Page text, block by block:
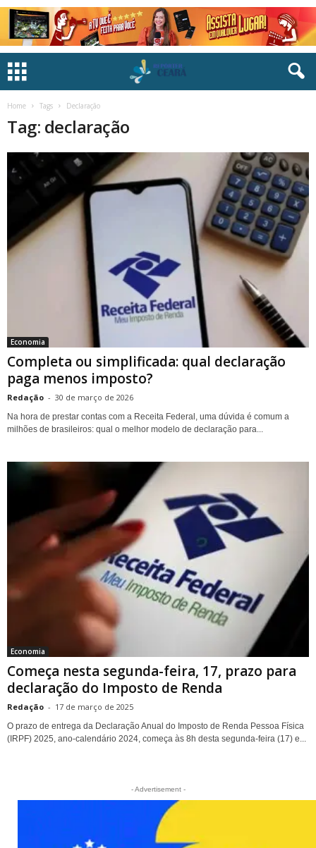
Home Tags Declaração
Tag: declaração
Economia
Completa ou simplificada: qual declaração
paga menos imposto?
Redação - 30 de março de 2026
Na hora de prestar contas com a Receita Federal, uma dúvida é comum a
milhões de brasileiros: qual o melhor modelo de declaração para...
Economia
Começa nesta segunda-feira, 17, prazo para
declaração do Imposto de Renda
Redação - 17 de março de 2025
O prazo de entrega da Declaração Anual do Imposto de Renda Pessoa Física
(IRPF) 2025, ano-calendário 2024, começa às 8h desta segunda-feira (17) e...
- Advertisement -